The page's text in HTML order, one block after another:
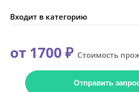
Входит в категорию
от 1700 ₽ Стоимость
Отправить